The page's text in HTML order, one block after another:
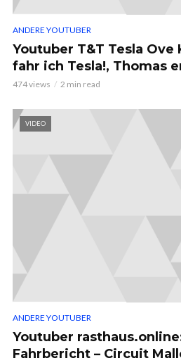
ANDERE YOUTUBER
Youtuber T&T Tesla Ove
fahr ich Tesla!, Thomas
474 views 2 min read
VIDEO
ANDERE YOUTUBER
Youtuber
Fahrbericht – Circuit